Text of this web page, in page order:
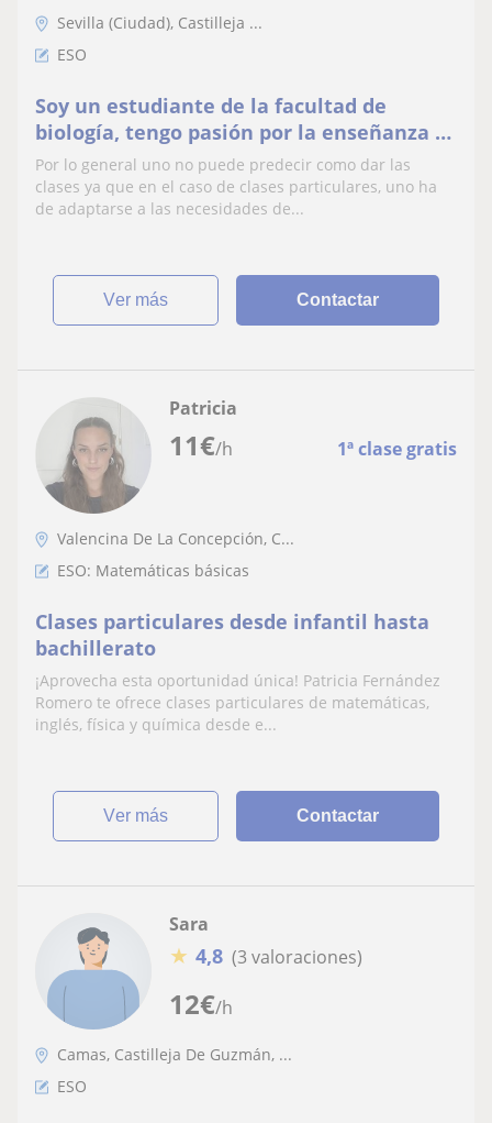
Sevilla (Ciudad), Castilleja ...
ESO
Soy un estudiante de la facultad de
biología, tengo pasión por la enseñanza y
mi objetivo es convertirme en profesor.
Por lo general uno no puede predecir como dar las
clases ya que en el caso de clases particulares, uno ha
de adaptarse a las necesidades de...
ver más Contactar
11€/h 1ª clase gratis
Patricia
Valencina De La Concepción, C...
ESO: Matemáticas básicas
Clases particulares desde infantil hasta
bachillerato
¡Aprovecha esta oportunidad única! Patricia Fernández
Romero te ofrece clases particulares de matemáticas,
inglés, física y química desde e...
ver más Contactar
12€/h
Sara
★ 4,8 (3 valoraciones)
Camas, Castilleja De Guzmán, ...
ESO